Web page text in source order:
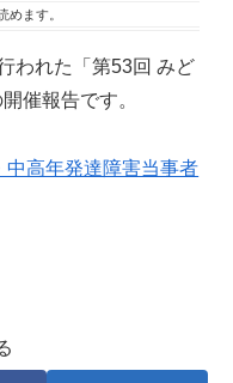
めます。
われた「第53回 みど
催報告です。
中高年発達障害当事者